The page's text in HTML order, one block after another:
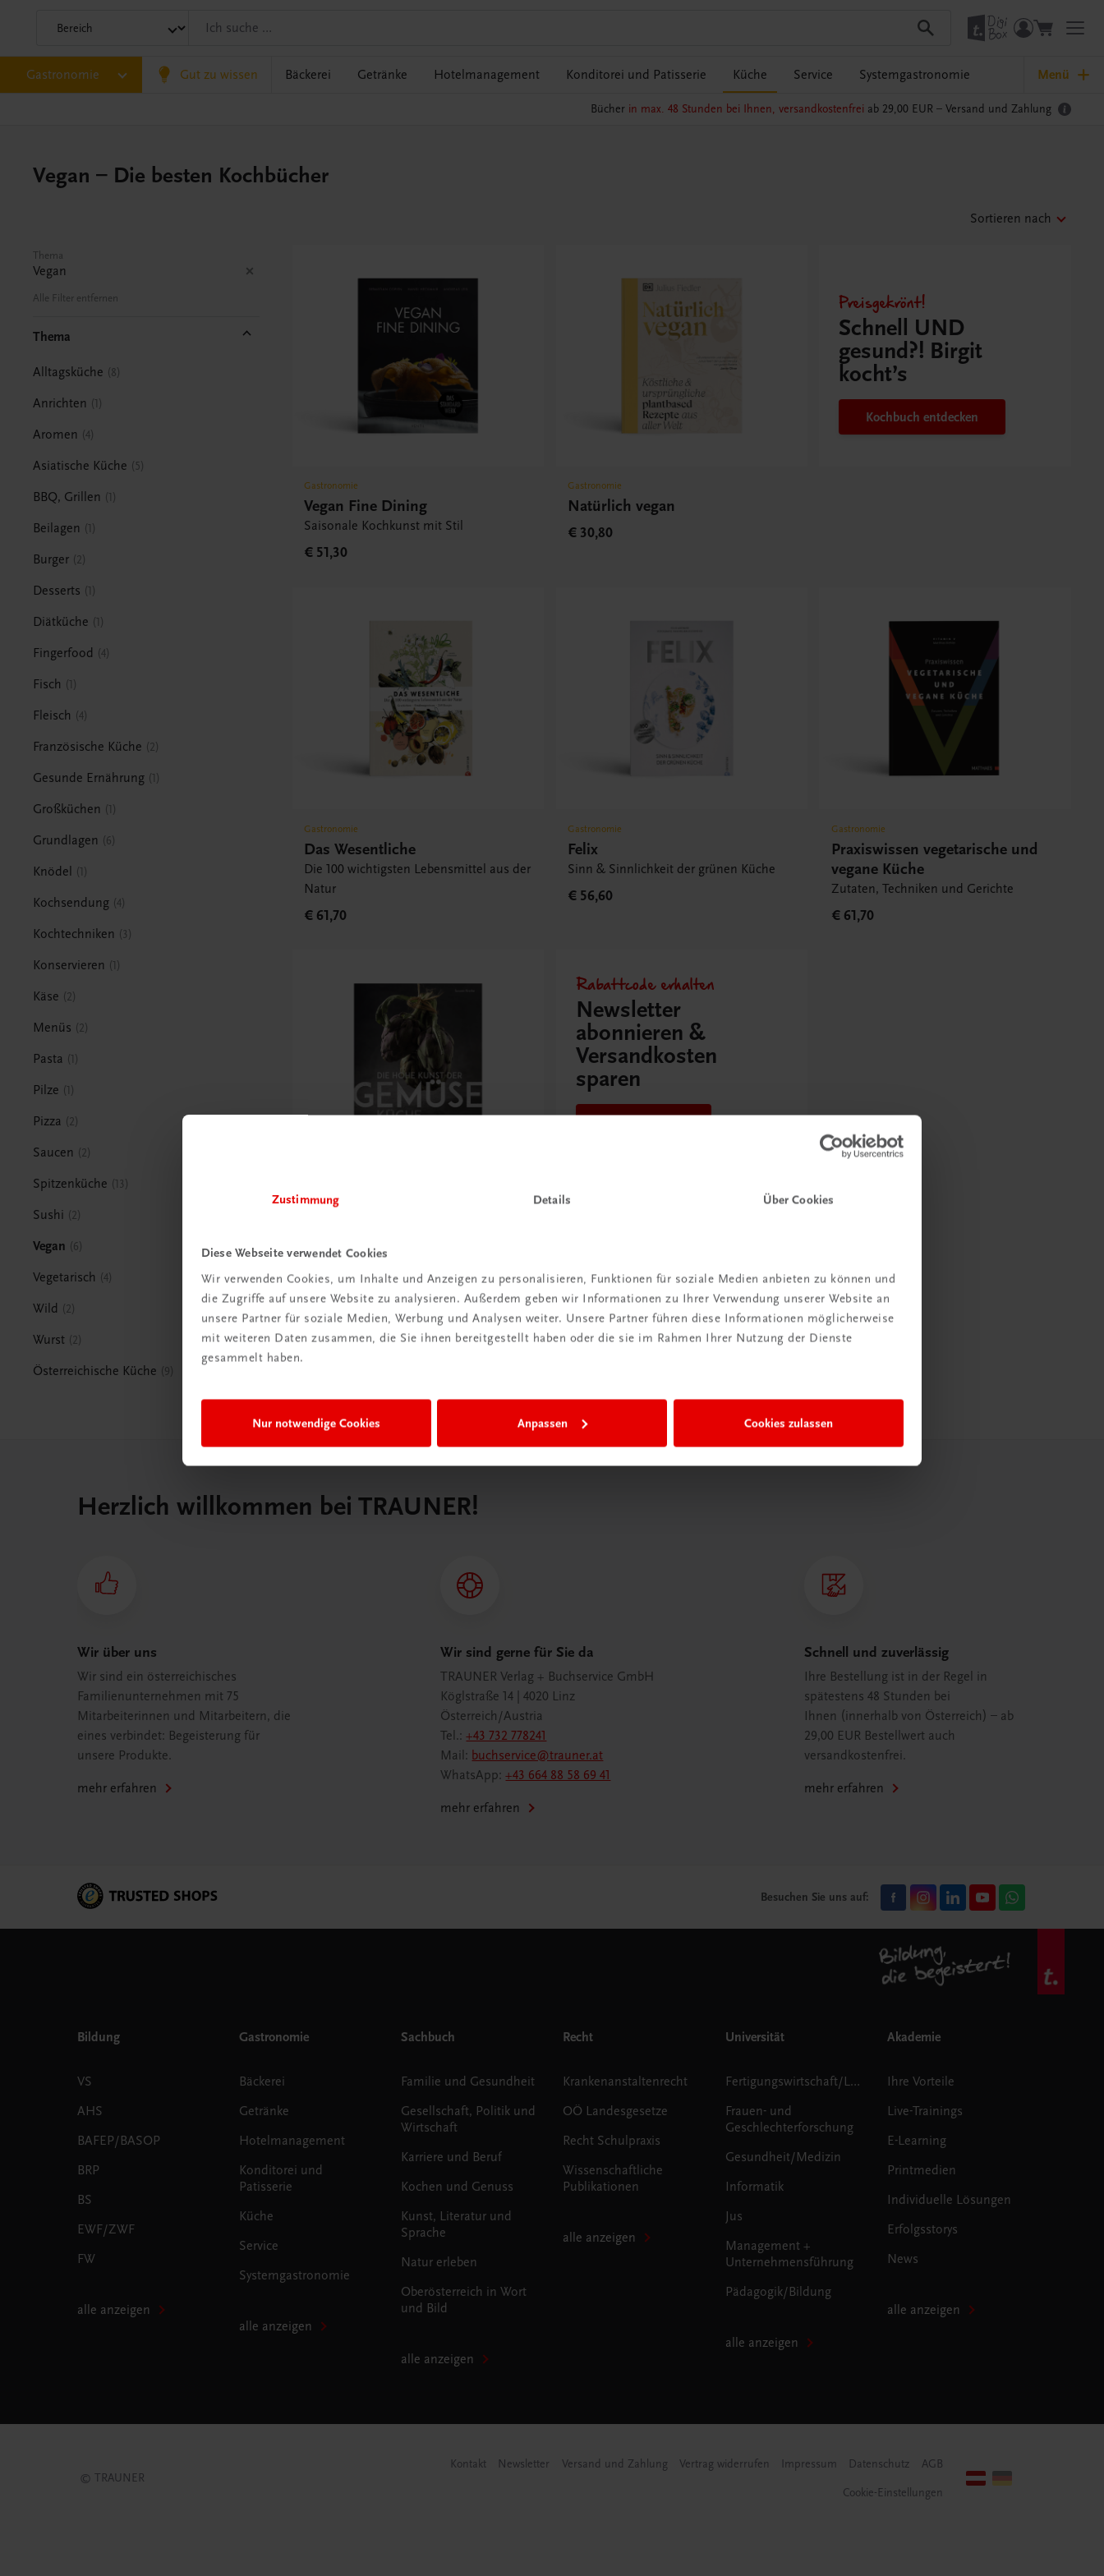
Zustimmung Details Über Cookies
Diese Webseite verwendet Cookies
Wir verwenden Cookies, um Inhalte und Anzeigen zu personalisieren, Funktionen für soziale Medien anbieten zu können und
die Zugriffe auf unsere Website zu analysieren. Außerdem geben wir Informationen zu Ihrer Verwendung unserer Website an
unsere Partner für soziale Medien, Werbung und Analysen weiter. Unsere Partner führen diese Informationen möglicherweise
mit weiteren Daten zusammen, die Sie ihnen bereitgestellt haben oder die sie im Rahmen Ihrer Nutzung der Dienste
gesammelt haben.
Nur notwendige Cookies Anpassen Cookies zulassen
Gastronomie Gut zu wissen Bäckerei Getränke Hotelmanagement Konditorei und Patisserie Küche Service Systemgastronomie Menü
Bücher in max. 48 Stunden bei Ihnen, versandkostenfrei ab 29,00 EUR – Versand und Zahlung
Vegan – Die besten Kochbücher
Sortieren nach
Thema
Vegan
Alle Filter entfernen
Thema
Alltagsküche 8
Anrichten 1
Aromen 4
Asiatische Küche 5
BBQ, Grillen 1
Beilagen 1
Burger 2
Desserts 1
Diätküche 1
Fingerfood 4
Fisch 1
Fleisch 4
Französische Küche 2
Gesunde Ernährung 1
Großküchen 1
Grundlagen 6
Knödel 1
Kochsendung 4
Kochtechniken 3
Konservieren 1
Käse 2
Menüs 2
Pasta 1
Pilze 1
Pizza 2
Saucen 2
Spitzenküche 13
Sushi 2
Vegan 6
Vegetarisch 4
Wild 2
Wurst 2
Österreichische Küche 9
Gastronomie
Vegan Fine Dining
Saisonale Kochkunst mit Stil
€ 51,30
Gastronomie
Natürlich vegan
€ 30,80
Preisgekrönt!
Schnell UND
gesund?! Birgit
kocht’s
Kochbuch entdecken
Gastronomie
Das Wesentliche
Die 100 wichtigsten Lebensmittel aus der
Natur
€ 61,70
Gastronomie
Felix
Sinn & Sinnlichkeit der grünen Küche
€ 56,60
Gastronomie
Praxiswissen vegetarische und
vegane Küche
Zutaten, Techniken und Gerichte
€ 61,70
Die hohe Kunst der
Das perfekte Grundlagenwerk für
ambitionierte Hobbyköche
€ 25,00
Rabattcode erhalten
Newsletter
abonnieren &
Versandkosten
sparen
Herzlich willkommen bei TRAUNER!
Wir über uns
Wir sind ein österreichisches
Familienunternehmen mit 75
Mitarbeiterinnen und Mitarbeitern, die
eines verbindet: Begeisterung für
unsere Produkte.
mehr erfahren
Wir sind gerne für Sie da
TRAUNER Verlag + Buchservice GmbH
Köglstraße 14 | 4020 Linz
Österreich/Austria
Tel.:+43 732 778241
Mail: buchservice@trauner.at
WhatsApp:+43 664 88 58 69 41
mehr erfahren
Schnell und zuverlässig
Ihre Bestellung ist in der Regel in
spätestens 48 Stunden bei
Ihnen (innerhalb von Österreich) – ab
29,00 EUR Bestellwert auch
versandkostenfrei.
mehr erfahren
Besuchen Sie uns auf:
Bildung
VS
AHS
BAFEP/BASOP
BRP
BS
EWF/ZWF
FW
alle anzeigen
Gastronomie
Bäckerei
Getränke
Hotelmanagement
Konditorei und
Patisserie
Küche
Service
Systemgastronomie
alle anzeigen
Sachbuch
Familie und Gesundheit
Gesellschaft, Politik und
Wirtschaft
Karriere und Beruf
Kochen und Genuss
Kunst, Literatur und
Sprache
Natur erleben
Oberösterreich in Wort
und Bild
alle anzeigen
Recht
Krankenanstaltenrecht
OÖ Landesgesetze
Recht Schulpraxis
Wissenschaftliche
Publikationen
alle anzeigen
Universität
Fertigungswirtschaft/Logistik
Frauen- und
Geschlechterforschung
Gesundheit/Medizin
Informatik
Jus
Management +
Unternehmensführung
Pädagogik/Bildung
alle anzeigen
Akademie
Ihre Vorteile
Live-Trainings
E-Learning
Printmedien
Individuelle Lösungen
Erfolgsstorys
News
alle anzeigen
© TRAUNER
Kontakt Newsletter Versand und Zahlung Vertrag widerrufen Impressum Datenschutz AGB
Cookie-Einstellungen